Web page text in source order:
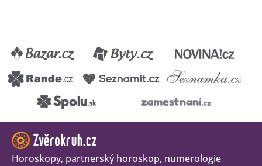
Horoskopy, partnerský horoskop, numerologie